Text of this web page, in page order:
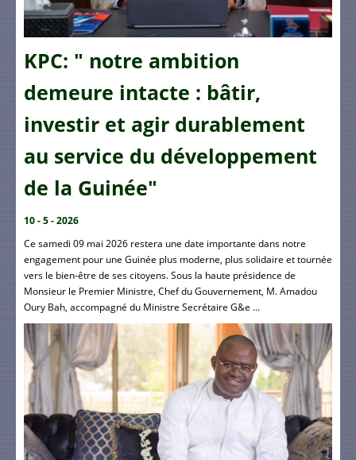
KPC: " notre ambition
demeure intacte : bâtir,
investir et agir durablement
au service du développement
de la Guinée"
10 - 5 - 2026
Ce samedi 09 mai 2026 restera une date importante dans notre
engagement pour une Guinée plus moderne, plus solidaire et tournée
vers le bien-être de ses citoyens. Sous la haute présidence de
Monsieur le Premier Ministre, Chef du Gouvernement, M. Amadou
Oury Bah, accompagné du Ministre Secrétaire G&e ...